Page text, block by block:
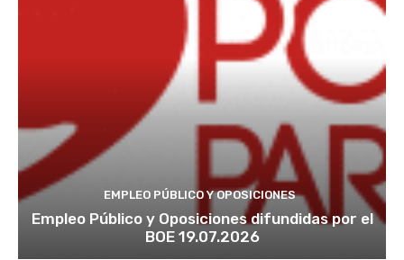
EMPLEO PÚBLICO Y OPOSICIONES
Empleo Público y Oposiciones difundidas por el
BOE 19.07.2026